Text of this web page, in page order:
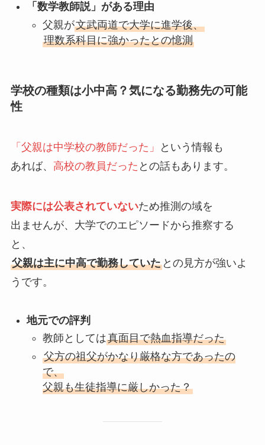
「数学教師説」がある理由
父親が文武両道で大学に進学後、
理数系科目に強かったとの憶測
学校の種類は小中高？気になる勤務先の可能
性
「父親は中学校の教師だった」
という情報も
あれば、 高校の教員だった との話もあります。
実際には公表されていないため推測の域を
出ませんが、大学でのエピソードから推察する
と、
父親は主に中高で勤務していたとの見方が強いよ
うです。
地元での評判
教師としては真面目で熱血指導だった
父方の祖父がかなり厳格な方であったの
で、
父親も生徒指導に厳しかった？